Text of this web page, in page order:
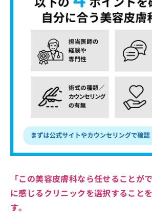
「この美容皮膚科なら任せることが
に感じるクリニックを選択すること
す。